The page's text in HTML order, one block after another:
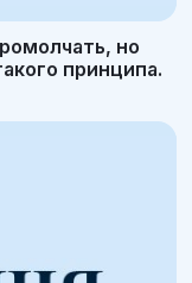
но
принципа.